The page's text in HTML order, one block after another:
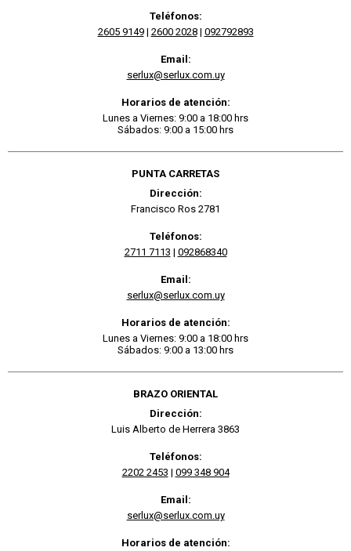
Teléfonos:
2605 9149| 2600 2028| 092792893
Email:
serlux@serlux.com.uy
Horarios de atención:
Lunes a Viernes: 9:00 a 18:00 hrs
Sábados: 9:00 a 15:00 hrs
PUNTA CARRETAS
Dirección:
Francisco Ros 2781
Teléfonos:
2711 7113 | 092868340
Email:
serlux@serlux.com.uy
Horarios de atención:
Lunes a Viernes: 9:00 a 18:00 hrs
Sábados: 9:00 a 13:00 hrs
BRAZO ORIENTAL
Dirección:
Luis Alberto de Herrera 3863
Teléfonos:
2202 2453 | 099 348 904
Email:
serlux@serlux.com.uy
Horarios de atención: